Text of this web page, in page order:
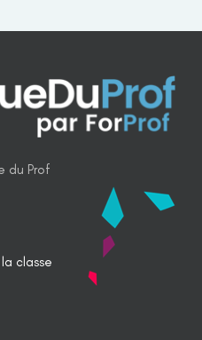
du Prof
classe